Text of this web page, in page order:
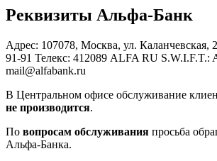
Реквизиты Альфа-Банк
Адрес: 107078, Москва, ул. Каланчевская,
91-91 Телекс: 412089 ALFA RU
mail@alfabank.ru
В Центральном офисе обслуживание
не производится.
По вопросам обслуживания просьба
Альфа-Банка.